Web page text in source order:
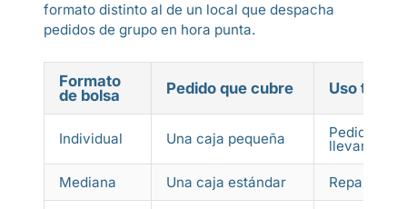
formato distinto al de un local que despacha
pedidos de grupo en hora punta.
Formato
de bolsa
Pedido que cubre Uso típico
Individual Una caja pequeña Pedidos
llevar en
Mediana Una caja estándar Reparto